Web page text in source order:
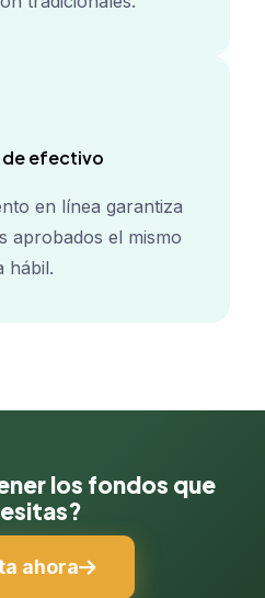
de efectivo
en línea garantiza
aprobados el mismo
hábil.
los fondos que
ahora